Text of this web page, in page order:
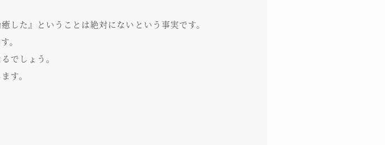
した』ということは絶対にないという事実です。
。
でしょう。
す。